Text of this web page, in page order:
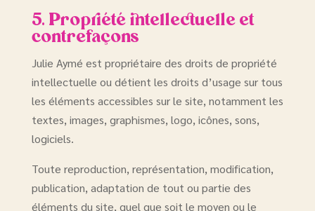
5. Propriété intellectuelle et
contrefaçons
Julie Aymé est propriétaire des droits de propriété
intellectuelle ou détient les droits d’usage sur tous
les éléments accessibles sur le site, notamment les
textes, images, graphismes, logo, icônes, sons,
logiciels.
Toute reproduction, représentation, modification,
publication, adaptation de tout ou partie des
éléments du site, quel que soit le moyen ou le